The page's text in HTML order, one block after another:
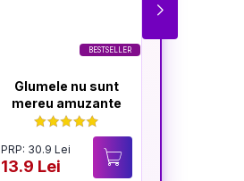
BESTSELLER
Glumele nu sunt
mereu amuzante
PRP: 30.9 Lei
13.9 Lei